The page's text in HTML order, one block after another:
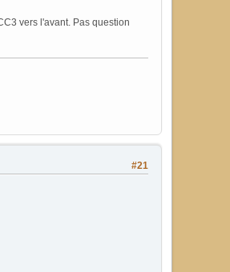
vers l'avant. Pas question
#21